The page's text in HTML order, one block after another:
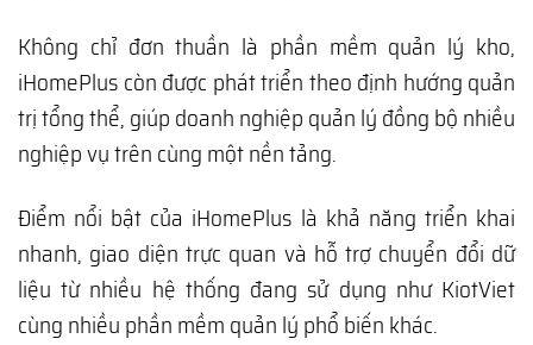
Không chỉ đơn thuần là phần mềm quản lý kho,
iHomePlus còn được phát triển theo định hướng quản
trị tổng thể, giúp doanh nghiệp quản lý đồng bộ nhiều
nghiệp vụ trên cùng một nền tảng.
Điểm nổi bật của iHomePlus là khả năng triển khai
nhanh, giao diện trực quan và hỗ trợ chuyển đổi dữ
liệu từ nhiều hệ thống đang sử dụng như KiotViet
cùng nhiều phần mềm quản lý phổ biến khác.